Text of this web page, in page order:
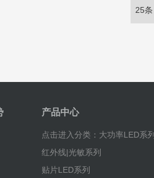
25条
产品中心
点击进入分类：大功率LED系列
红外线|光敏系列
贴片LED系列